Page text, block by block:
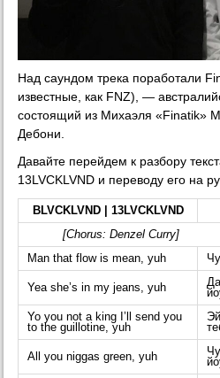
Над саундом трека поработали
известные, как FNZ), —
состоящий из Михаэля «Finatik»
Дебони.
Давайте перейдем к разбору
13LVCKLVND и переводу его на
BLVCKLVND | 13LVCKLVND
[Chorus: Denzel Curry]
Man that flow is mean, yuh
Yea she’s in my jeans, yuh
Yo you not a king I’ll send you
to the guillotine, yuh
All you niggas green, yuh